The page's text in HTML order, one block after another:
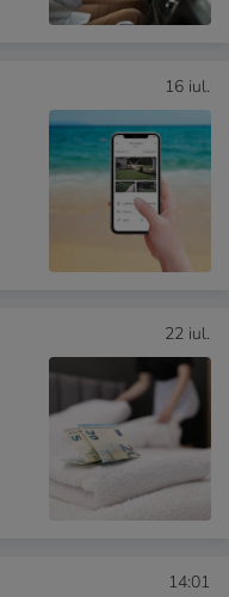
16 iul.
22 iul.
14:01